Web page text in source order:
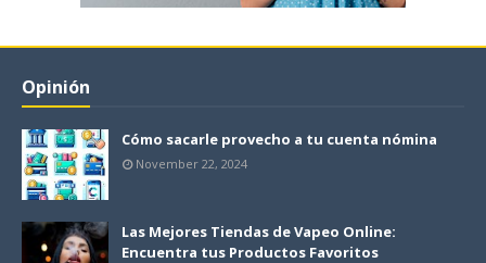
Opinión
Cómo sacarle provecho a tu cuenta nómina
November 22, 2024
Las Mejores Tiendas de Vapeo Online:
Encuentra tus Productos Favoritos